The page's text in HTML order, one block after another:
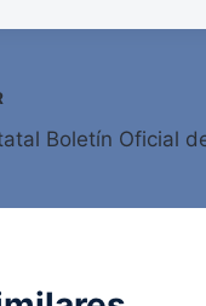
Boletín Oficial